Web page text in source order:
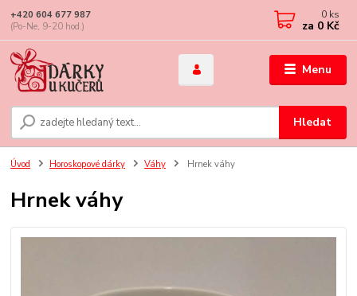
Menu
Hledat
+420 604 677 987
(Po-Ne, 9-20 hod.)
0 ks
za 0 Kč
Úvod Horoskopové dárky Váhy Hrnek váhy
Hrnek váhy